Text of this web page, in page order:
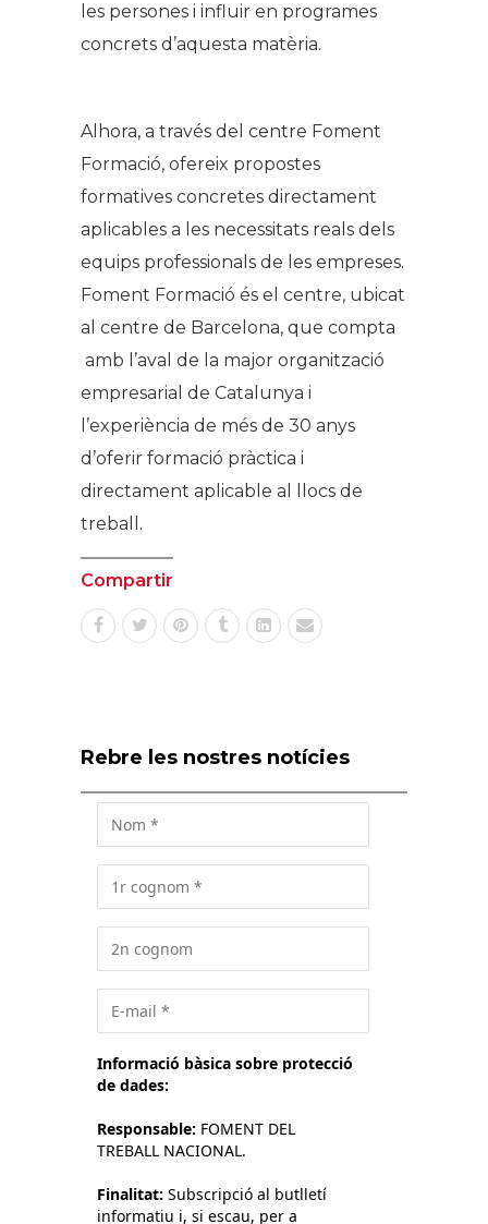
les persones i influir en programes
concrets d’aquesta matèria.
Alhora, a través del centre Foment
Formació, ofereix propostes
formatives concretes directament
aplicables a les necessitats reals dels
equips professionals de les empreses.
Foment Formació és el centre, ubicat
al centre de Barcelona, que compta
amb l’aval de la major organització
empresarial de Catalunya i
l’experiència de més de 30 anys
d’oferir formació pràctica i
directament aplicable al llocs de
treball.
Compartir
Rebre les nostres notícies
Informació bàsica sobre protecció
de dades:
Responsable: FOMENT DEL
TREBALL NACIONAL.
Finalitat: Subscripció al butlletí
informatiu i, si escau, per a